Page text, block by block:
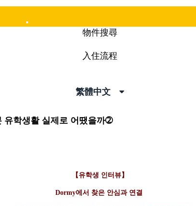
Mobile
物件搜尋
入住流程
繁體中文
유학생활 실제로 어땠을까➁
【유학생 인터뷰】
Dormy에서 찾은 안심과 연결